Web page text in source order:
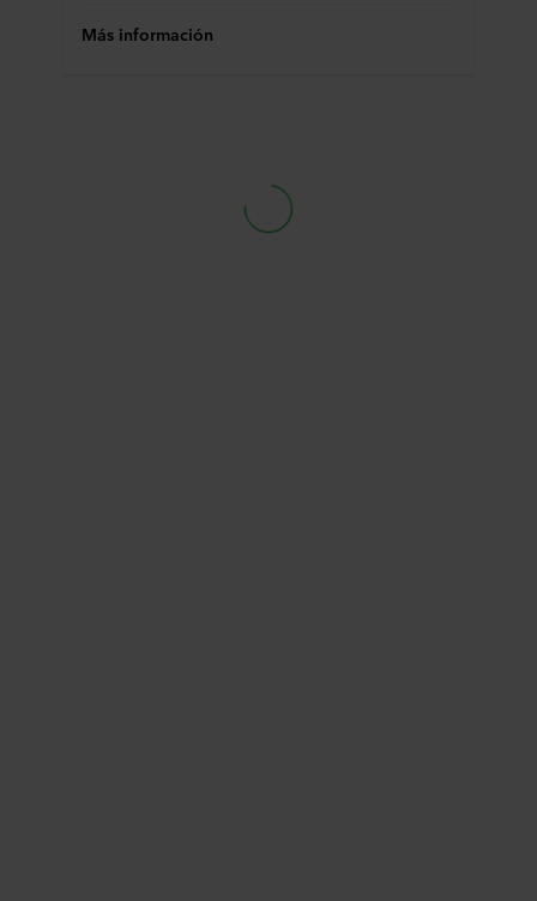
Más información